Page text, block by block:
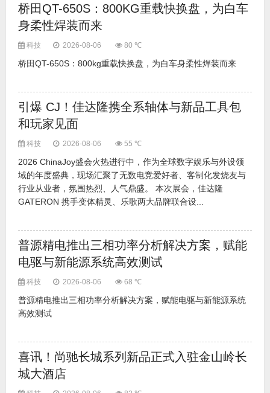
桥田QT-650S：800KG重载快换盘，为白车
身柔性焊装而来
科技 2026-08-06 80 ℃
桥田QT-650S：800kg重载快换盘，为白车身柔性焊装而来
引爆 CJ！佳达隆携全系轴体与新品工具包
和玩家见面
科技 2026-08-06 55 ℃
2026 ChinaJoy盛会火热进行中，作为全球数字娱乐与外设领
域的年度盛典，现场汇聚了无数电竞爱好者、客制化发烧友与
行业从业者，氛围热烈、人气鼎盛。 本次展会，佳达隆
GATERON 携手变体精灵、乐歌两大品牌联合设...
普源精电推出三相功率分析解决方案，赋能
电驱与新能源系统高效测试
科技 2026-08-06 68 ℃
普源精电推出三相功率分析解决方案，赋能电驱与新能源系统
高效测试
喜讯！尚驰长城系列新品正式入驻金山岭长
城大酒店